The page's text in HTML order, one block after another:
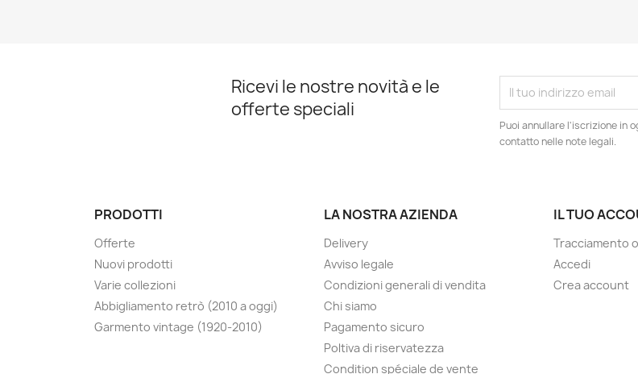
Ricevi le nostre novità e le
offerte speciali
Puoi annullare l'iscrizione in
contatto nelle note legali.
PRODOTTI
Offerte
Nuovi prodotti
Varie collezioni
Abbigliamento retrò (2010 a oggi)
Garmento vintage (1920-2010)
LA NOSTRA AZIENDA
Delivery
Avviso legale
Condizioni generali di vendita
Chi siamo
Pagamento sicuro
Poltiva di riservatezza
Condition spéciale de vente
IL TUO
Tracciamento
Accedi
Crea account